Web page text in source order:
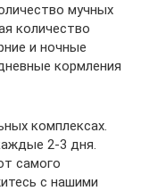
мучных
количество
и ночные
кормления
комплексах.
2-3 дня.
самого
с нашими